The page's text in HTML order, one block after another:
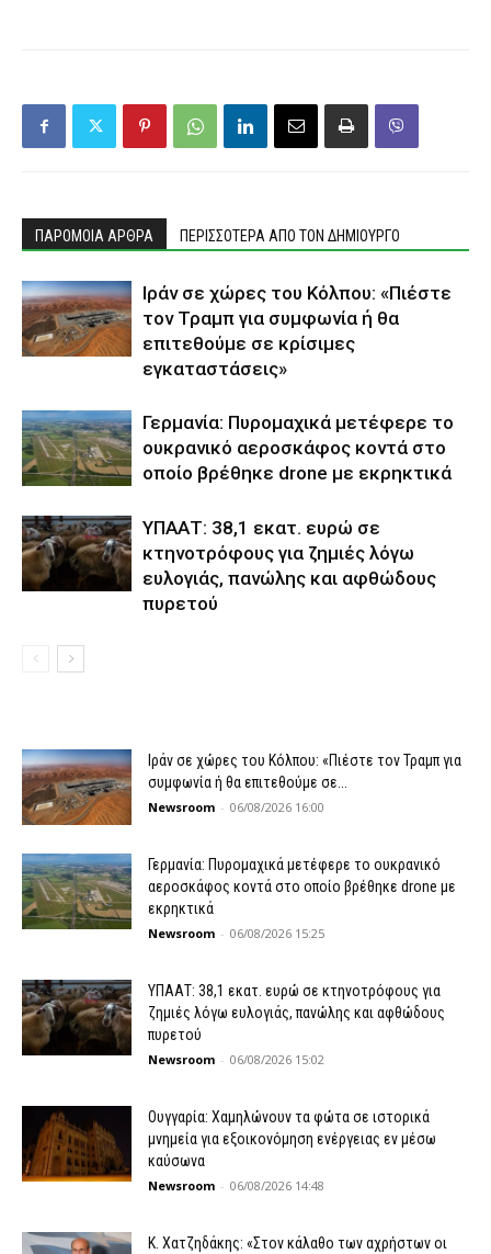
ΠΑΡΟΜΟΙΑ ΑΡΘΡΑ ΠΕΡΙΣΣΟΤΕΡΑ ΑΠΟ ΤΟΝ ΔΗΜΙΟΥΡΓΟ
Ιράν σε χώρες του Κόλπου: «Πιέστε
τον Τραμπ για συμφωνία ή θα
επιτεθούμε σε κρίσιμες
εγκαταστάσεις»
Γερμανία: Πυρομαχικά μετέφερε το
ουκρανικό αεροσκάφος κοντά στο
οποίο βρέθηκε drone με εκρηκτικά
ΥΠΑΑΤ: 38,1 εκατ. ευρώ σε
κτηνοτρόφους για ζημιές λόγω
ευλογιάς, πανώλης και αφθώδους
πυρετού
Ιράν σε χώρες του Κόλπου: «Πιέστε τον Τραμπ για
συμφωνία ή θα επιτεθούμε σε...
Newsroom - 06/08/2026 16:00
Γερμανία: Πυρομαχικά μετέφερε το ουκρανικό
αεροσκάφος κοντά στο οποίο βρέθηκε drone με
εκρηκτικά
Newsroom - 06/08/2026 15:25
ΥΠΑΑΤ: 38,1 εκατ. ευρώ σε κτηνοτρόφους για
ζημιές λόγω ευλογιάς, πανώλης και αφθώδους
πυρετού
Newsroom - 06/08/2026 15:02
Ουγγαρία: Χαμηλώνουν τα φώτα σε ιστορικά
μνημεία για εξοικονόμηση ενέργειας εν μέσω
καύσωνα
Newsroom - 06/08/2026 14:48
Κ. Χατζηδάκης: «Στον κάλαθο των αχρήστων οι